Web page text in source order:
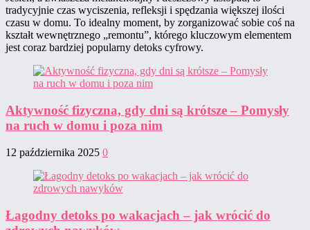
tradycyjnie czas wyciszenia, refleksji i spędzania większej ilości
czasu w domu. To idealny moment, by zorganizować sobie coś na
kształt wewnętrznego „remontu”, którego kluczowym elementem
jest coraz bardziej popularny detoks cyfrowy.
Aktywność fizyczna, gdy dni są krótsze – Pomysły
na ruch w domu i poza nim
12 października 2025 0
Łagodny detoks po wakacjach – jak wrócić do